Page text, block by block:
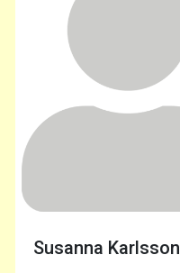
Susanna Karlsson